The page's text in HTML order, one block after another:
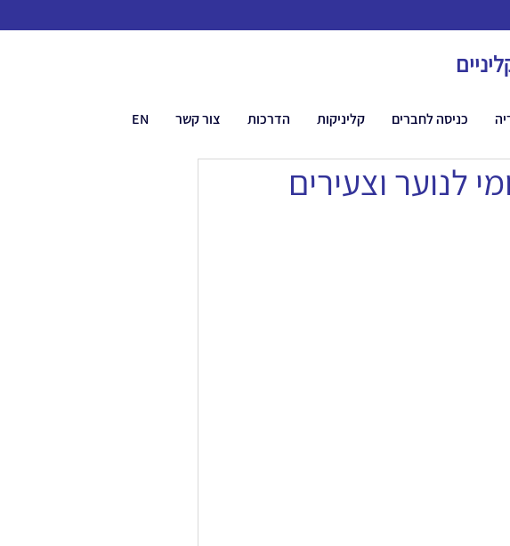
כניסה לחברים קליניקות הדרכות צור קשר EN
לנוער וצעירים